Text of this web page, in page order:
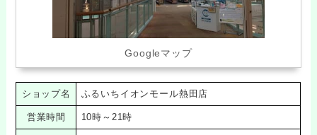
Googleマップ
ショップ名 ふるいちイオンモール熱田店
営業時間 10時～21時